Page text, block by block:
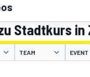
Stadtkurs in
TEAM EVENT